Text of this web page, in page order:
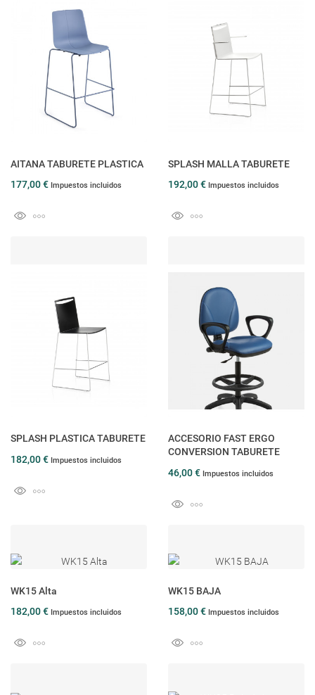
AITANA TABURETE PLASTICA
177,00 € Impuestos incluidos
SPLASH MALLA TABURETE
192,00 € Impuestos incluidos
SPLASH PLASTICA TABURETE
182,00 € Impuestos incluidos
ACCESORIO FAST ERGO
CONVERSION TABURETE
46,00 € Impuestos incluidos
WK15 Alta
182,00 € Impuestos incluidos
WK15 BAJA
158,00 € Impuestos incluidos